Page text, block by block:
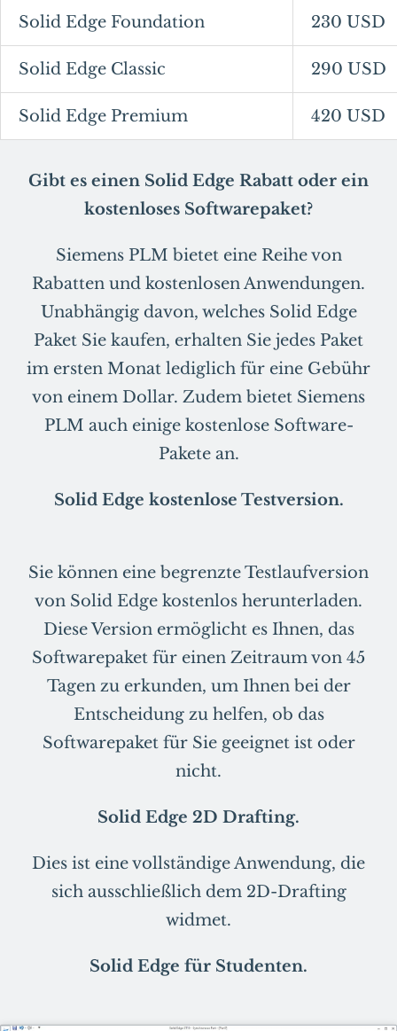
Solid Edge Foundation 230 USD
Solid Edge Classic 290 USD
Solid Edge Premium 420 USD
Gibt es einen Solid Edge Rabatt oder ein
kostenloses Softwarepaket?
Siemens PLM bietet eine Reihe von
Rabatten und kostenlosen Anwendungen.
Unabhängig davon, welches Solid Edge
Paket Sie kaufen, erhalten Sie jedes Paket
im ersten Monat lediglich für eine Gebühr
von einem Dollar. Zudem bietet Siemens
PLM auch einige kostenlose Software-
Pakete an.
Solid Edge kostenlose Testversion.
Sie können eine begrenzte Testlaufversion
von Solid Edge kostenlos herunterladen.
Diese Version ermöglicht es Ihnen, das
Softwarepaket für einen Zeitraum von 45
Tagen zu erkunden, um Ihnen bei der
Entscheidung zu helfen, ob das
Softwarepaket für Sie geeignet ist oder
nicht.
Solid Edge 2D Drafting.
Dies ist eine vollständige Anwendung, die
sich ausschließlich dem 2D-Drafting
widmet.
Solid Edge für Studenten.